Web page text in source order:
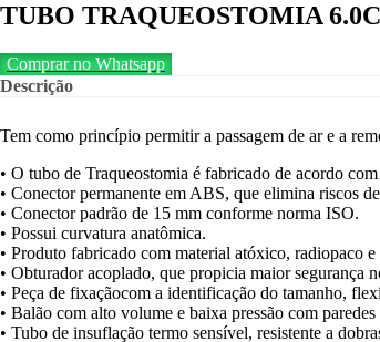
TUBO TRAQUEOSTOMIA
Comprar no Whatsapp
Descrição
Tem como princípio permitir a passagem de ar e a
• O tubo de Traqueostomia é fabricado de acordo
• Conector permanente em ABS, que elimina riscos
• Conector padrão de 15 mm conforme norma ISO.
• Possui curvatura anatômica.
• Produto fabricado com material atóxico, radiopaco
• Obturador acoplado, que propicia maior segurança
• Peça de fixaçãocom a identificação do tamanho,
• Balão com alto volume e baixa pressão com
• Tubo de insuflação termo sensível, resistente a